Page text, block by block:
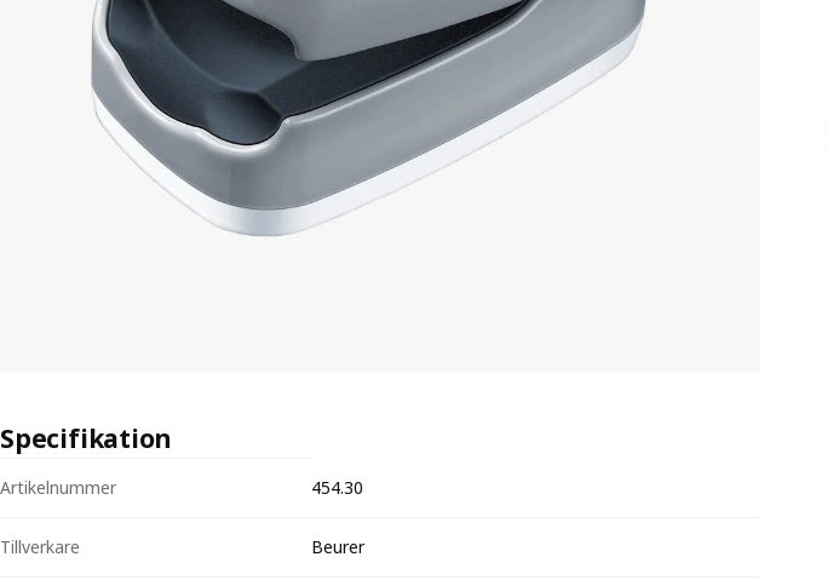
Specifikation
Artikelnummer 454.30
Tillverkare Beurer